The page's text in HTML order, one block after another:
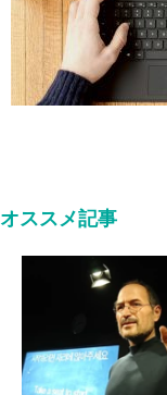
オススメ記事